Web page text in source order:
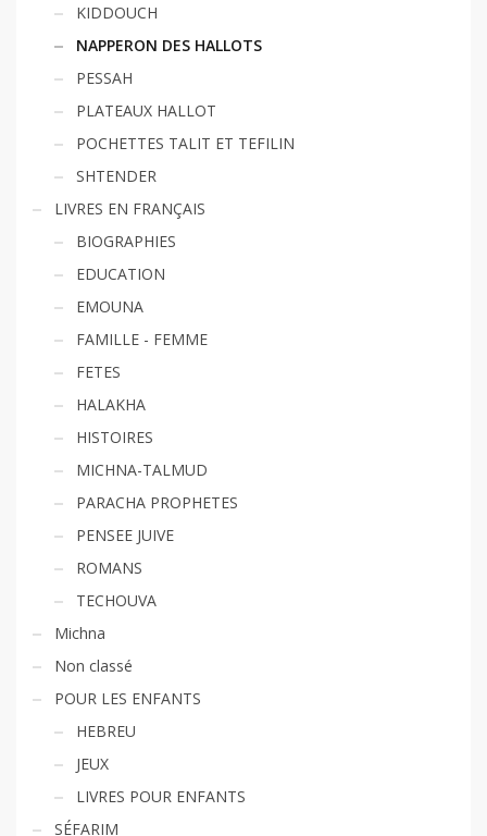
KIDDOUCH
NAPPERON DES HALLOTS
PESSAH
PLATEAUX HALLOT
POCHETTES TALIT ET TEFILIN
SHTENDER
LIVRES EN FRANÇAIS
BIOGRAPHIES
EDUCATION
EMOUNA
FAMILLE - FEMME
FETES
HALAKHA
HISTOIRES
MICHNA-TALMUD
PARACHA PROPHETES
PENSEE JUIVE
ROMANS
TECHOUVA
Michna
Non classé
POUR LES ENFANTS
HEBREU
JEUX
LIVRES POUR ENFANTS
SÉFARIM